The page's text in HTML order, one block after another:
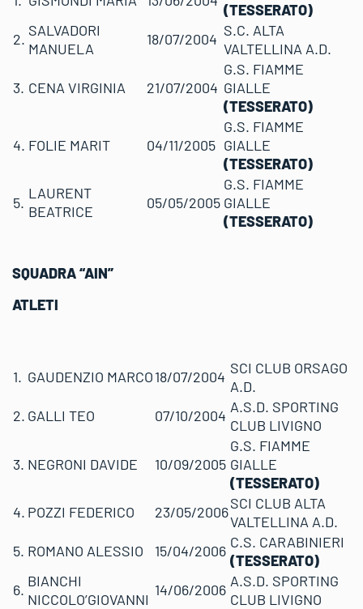
(TESSERATO)
2. SALVADORI
MANUELA
18/07/2004 S.C. ALTA
VALTELLINA A.D.
3. CENA VIRGINIA 21/07/2004
G.S. FIAMME
GIALLE
(TESSERATO)
4. FOLIE MARIT 04/11/2005
G.S. FIAMME
GIALLE
(TESSERATO)
5.
LAURENT
BEATRICE
05/05/2005
G.S. FIAMME
GIALLE
(TESSERATO)
SQUADRA“AIN”
ATLETI
1. GAUDENZIO MARCO18/07/2004 SCI CLUB ORSAGO
A.D.
2. GALLI TEO 07/10/2004 A.S.D. SPORTING
CLUB LIVIGNO
3. NEGRONI DAVIDE 10/09/2005
G.S. FIAMME
GIALLE
(TESSERATO)
4. POZZI FEDERICO 23/05/2006SCI CLUB ALTA
VALTELLINA A.D.
5. ROMANO ALESSIO 15/04/2006 C.S. CARABINIERI
(TESSERATO)
6. BIANCHI
NICCOLO’GIOVANNI
14/06/2006 A.S.D. SPORTING
CLUB LIVIGNO